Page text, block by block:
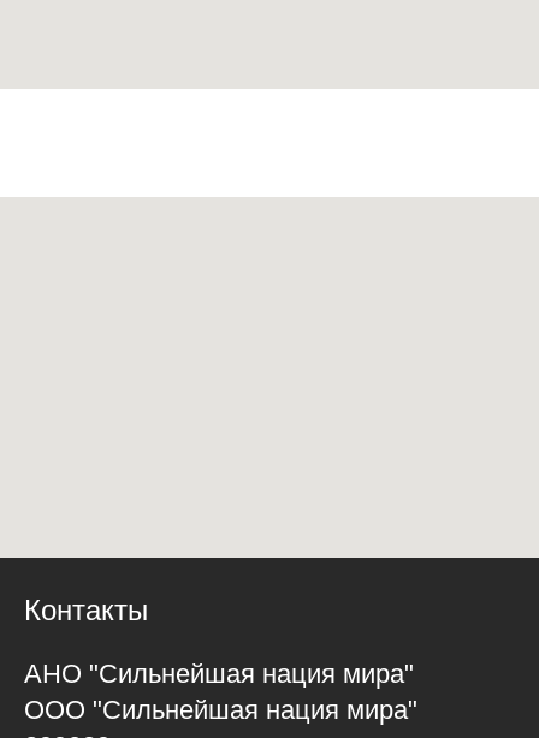
Контакты
АНО "Сильнейшая нация мира"
ООО "Сильнейшая нация мира"